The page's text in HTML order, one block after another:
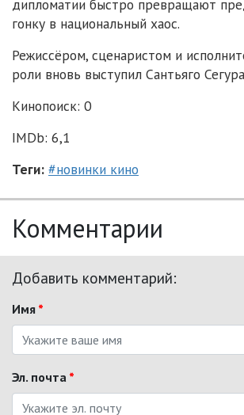
дипломатии быстро превращают
гонку в национальный хаос.
Режиссёром, сценаристом и
роли вновь выступил Сантьяго
Кинопоиск: 0
IMDb: 6,1
Теги: #новинки кино
Комментарии
Добавить комментарий:
Имя *
Эл. почта *